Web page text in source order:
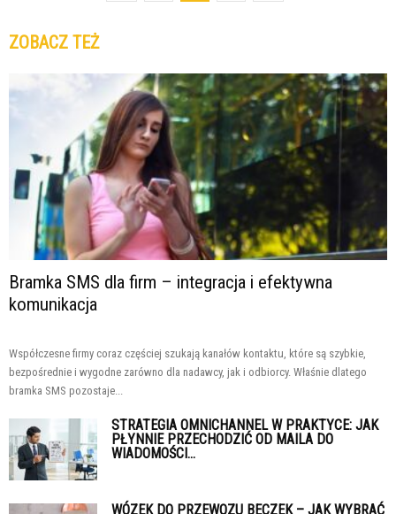
ZOBACZ TEŻ
Bramka SMS dla firm – integracja i efektywna
komunikacja
Współczesne firmy coraz częściej szukają kanałów kontaktu, które są szybkie,
bezpośrednie i wygodne zarówno dla nadawcy, jak i odbiorcy. Właśnie dlatego
bramka SMS pozostaje...
STRATEGIA OMNICHANNEL W PRAKTYCE: JAK
PŁYNNIE PRZECHODZIĆ OD MAILA DO
WIADOMOŚCI...
WÓZEK DO PRZEWOZU BECZEK – JAK WYBRAĆ